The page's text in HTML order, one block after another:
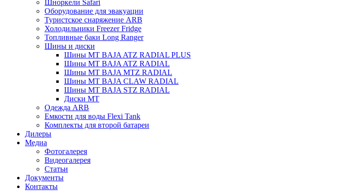
Шноркели Safari
Оборудование для эвакуации
Туристское снаряжение ARB
Холодильники Freezer Fridge
Топливные баки Long Ranger
Шины и диски
Шины MT BAJA ATZ RADIAL PLUS
Шины MT BAJA ATZ RADIAL
Шины MT BAJA MTZ RADIAL
Шины MT BAJA CLAW RADIAL
Шины MT BAJA STZ RADIAL
Диски MT
Одежда ARB
Емкости для воды Flexi Tank
Комплекты для второй батареи
Дилеры
Медиа
Фотогалерея
Видеогалерея
Статьи
Документы
Контакты